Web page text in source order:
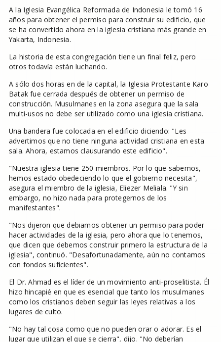
A la Iglesia Evangélica Reformada de Indonesia le tomó 16
años para obtener el permiso para construir su edificio, que
se ha convertido ahora en la iglesia cristiana más grande en
Yakarta, Indonesia.
La historia de esta congregación tiene un final feliz, pero
otros todavía están luchando.
A sólo dos horas en de la capital, la Iglesia Protestante Karo
Batak fue cerrada después de obtener un permiso de
construcción. Musulmanes en la zona asegura que la sala
multi-usos no debe ser utilizado como una iglesia cristiana.
Una bandera fue colocada en el edificio diciendo: "Les
advertimos que no tiene ninguna actividad cristiana en esta
sala. Ahora, estamos clausurando este edificio".
"Nuestra iglesia tiene 250 miembros. Por lo que sabemos,
hemos estado obedeciendo lo que el gobierno necesita",
asegura el miembro de la iglesia, Eliezer Meliala. "Y sin
embargo, no hizo nada para protegernos de los
manifestantes".
"Nos dijeron que debiamos obtener un permiso para poder
hacer actividades de la iglesia, pero ahora que lo tenemos,
que dicen que debemos construir primero la estructura de la
iglesia", continuó. "Desafortunadamente, aún no contamos
con fondos suficientes".
El Dr. Ahmad es el líder de un movimiento anti-proselitista. Él
hizo hincapié en que es esencial que tanto los musulmanes
como los cristianos deben seguir las leyes relativas a los
lugares de culto.
"No hay tal cosa como que no pueden orar o adorar. Es el
lugar que utilizan el que se cierra", dijo. "No deberían